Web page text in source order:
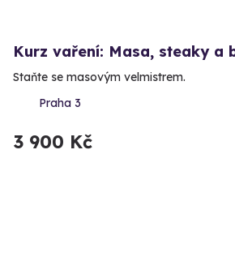
Kurz vaření: Masa, steaky a
Staňte se masovým velmistrem.
Praha 3
3 900 Kč